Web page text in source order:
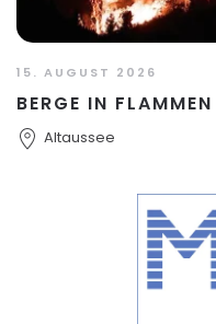
15. AUGUST 2026
BERGE IN FLAMMEN
Altaussee